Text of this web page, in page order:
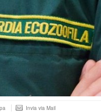
Invia via Mail